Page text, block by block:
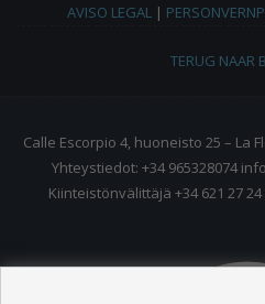
AVISO LEGAL |
TERUG NAAR
Calle Escorpio 4, huoneisto 25 – La
Yhteystiedot: +34 965328074
Kiinteistönvälittäjä +34 621 27